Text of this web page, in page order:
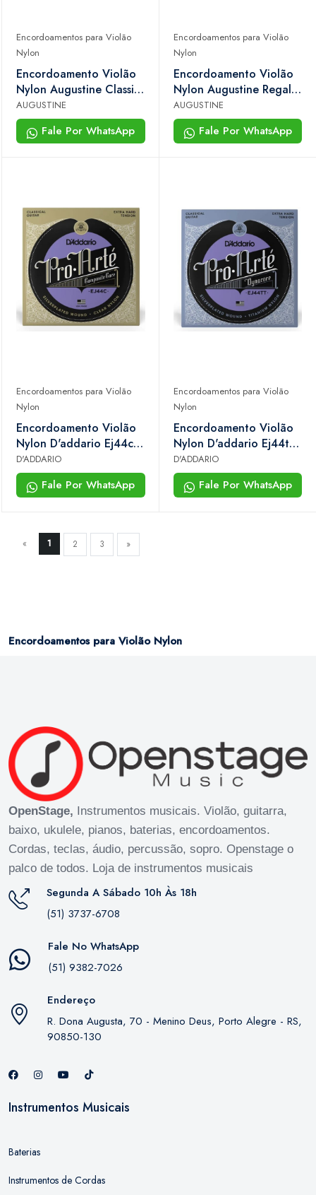
Encordoamentos para Violão
Nylon
Encordoamento Violão
Nylon Augustine Classic
Red Tensão Normal e
Média
AUGUSTINE
Fale Por WhatsApp
Encordoamentos para Violão
Nylon
Encordoamento Violão
Nylon Augustine Regal
Blue ht Alta Tensão
AUGUSTINE
Fale Por WhatsApp
Encordoamentos para Violão
Nylon
Encordoamento Violão
Nylon D'addario Ej44c
Pro-arté Composite
Core Tensão Extra
Pesada
D'ADDARIO
Fale Por WhatsApp
Encordoamentos para Violão
Nylon
Encordoamento Violão
Nylon D'addario Ej44tt
Pro-arté Dynacore
Titanium Tensão Extra
Pesada
D'ADDARIO
Fale Por WhatsApp
« 1 2 3 »
Encordoamentos para Violão Nylon
OpenStage, Instrumentos musicais. Violão, guitarra,
baixo, ukulele, pianos, baterias, encordoamentos.
Cordas, teclas, áudio, percussão, sopro. Openstage o
palco de todos. Loja de instrumentos musicais
Segunda A Sábado 10h Às 18h
(51) 3737-6708
Fale No WhatsApp
(51) 9382-7026
Endereço
R. Dona Augusta, 70 - Menino Deus, Porto Alegre - RS,
90850-130
Instrumentos Musicais
Baterias
Instrumentos de Cordas